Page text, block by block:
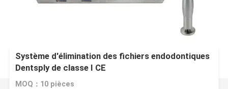
Système d'élimination des fichiers endodontiques
Dentsply de classe I CE
MOQ：10 pièces